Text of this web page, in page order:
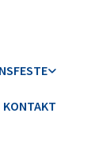
KONTAKT